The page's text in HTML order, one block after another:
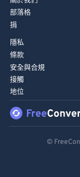
部落格
捐
隱私
條款
安全與合規
接觸
地位
©